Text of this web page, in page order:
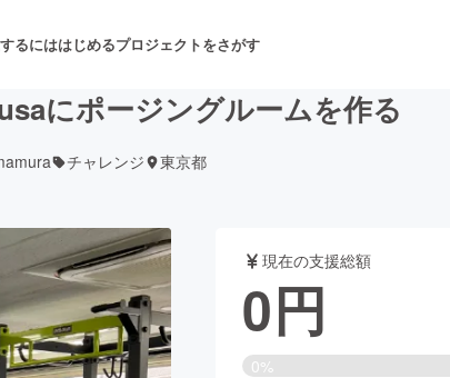
るにははじめるプロジェクトをさがす
舞台・パフォーマンス
フード・飲食店
にポージングルームを作る
チャレンジ 東京都
現在の支援総額
0円
0%